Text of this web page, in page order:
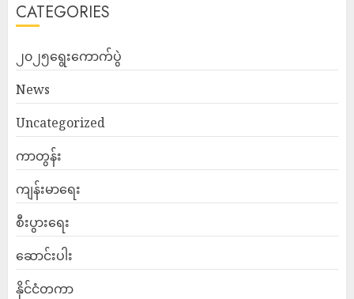
CATEGORIES
၂၀၂၅ရွေးကောက်ပွဲ
News
Uncategorized
ကာတွန်း
ကျန်းမာရေး
စီးပွားရေး
ဆောင်းပါး
နိုင်ငံတကာ